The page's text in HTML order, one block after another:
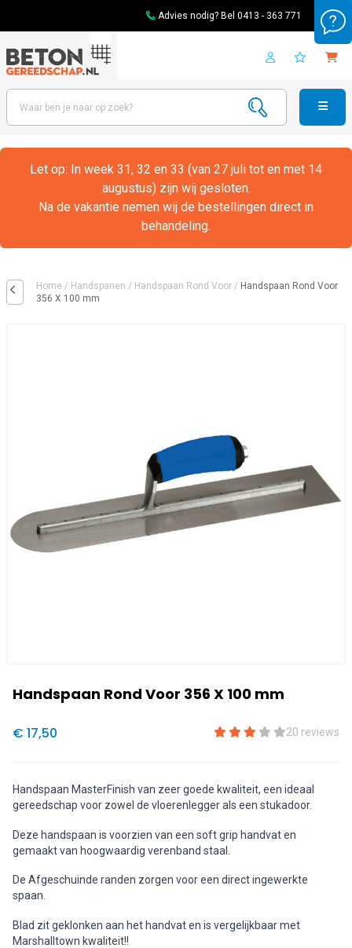
Advies nodig? Bel 0413 - 363 771
Let op: In week 31, 32 en 33 (van 27 juli tot en met 14
augustus) zijn wij gesloten.
Na de vakantie nemen wij de bestellingen direct in
behandeling.
Home / Handspanen / Handspaan Rond Voor / Handspaan Rond Voor
356 X 100 mm
Handspaan Rond Voor 356 X 100 mm
€ 17,50 20 reviews
Handspaan MasterFinish van zeer goede kwaliteit, een ideaal
gereedschap voor zowel de vloerenlegger als een stukadoor.
Deze handspaan is voorzien van een soft grip handvat en
gemaakt van hoogwaardig verenband staal.
De Afgeschuinde randen zorgen voor een direct ingewerkte
spaan.
Blad zit geklonken aan het handvat en is vergelijkbaar met
Marshalltown kwaliteit!!